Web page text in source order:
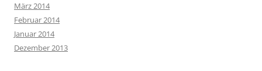
März 2014
Februar 2014
Januar 2014
Dezember 2013